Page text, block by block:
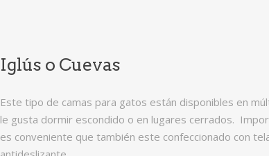
Iglús o Cuevas
Este tipo de camas para gatos están disponibles en
le gusta dormir escondido o en lugares cerrados.
es conveniente que también este confeccionado con